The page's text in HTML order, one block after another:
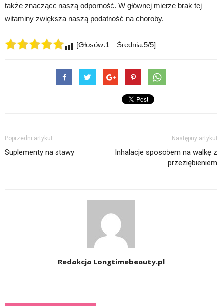
także znacząco naszą odporność. W głównej mierze brak tej
witaminy zwiększa naszą podatność na choroby.
[Głosów:1 Średnia:5/5]
Poprzedni artykuł
Suplementy na stawy
Następny artykuł
Inhalacje sposobem na walkę z
przeziębieniem
Redakcja Longtimebeauty.pl